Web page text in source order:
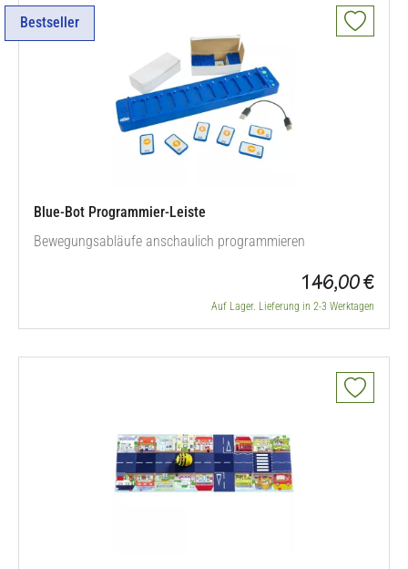
Bestseller
Blue-Bot Programmier-Leiste
Bewegungsabläufe anschaulich programmieren
146,00 €
Auf Lager. Lieferung in 2-3 Werktagen